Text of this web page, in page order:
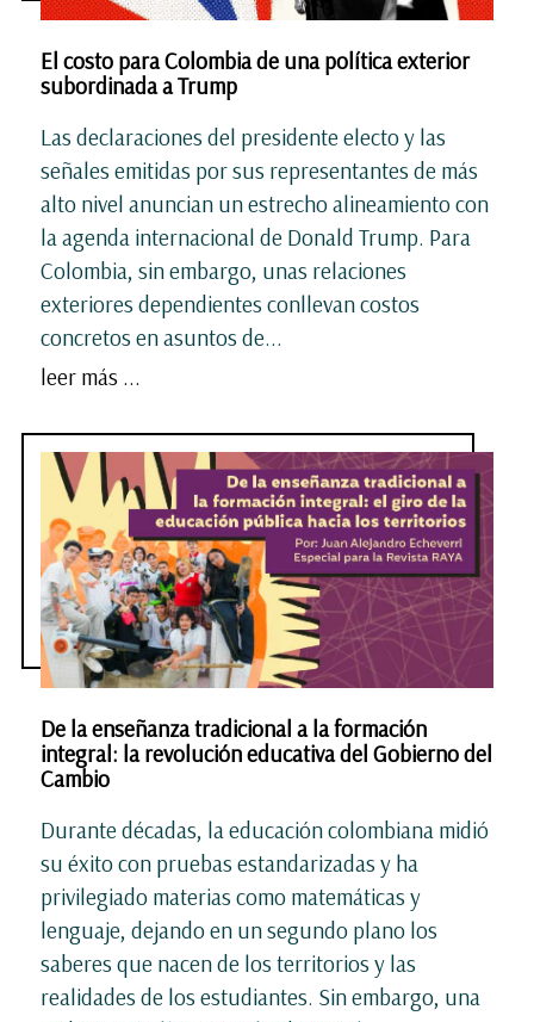
El costo para Colombia de una política exterior
subordinada a Trump
Las declaraciones del presidente electo y las
señales emitidas por sus representantes de más
alto nivel anuncian un estrecho alineamiento con
la agenda internacional de Donald Trump. Para
Colombia, sin embargo, unas relaciones
exteriores dependientes conllevan costos
concretos en asuntos de...
leer más ...
De la enseñanza tradicional a la formación
integral: la revolución educativa del Gobierno del
Cambio
Durante décadas, la educación colombiana midió
su éxito con pruebas estandarizadas y ha
privilegiado materias como matemáticas y
lenguaje, dejando en un segundo plano los
saberes que nacen de los territorios y las
realidades de los estudiantes. Sin embargo, una